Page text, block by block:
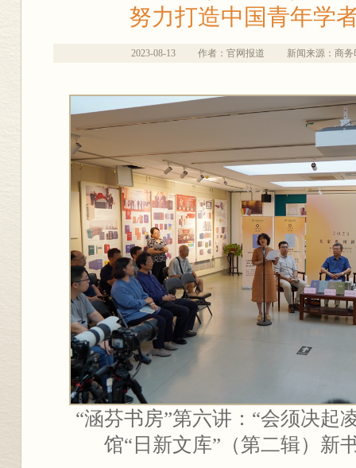
努力打造中国青年学
2023-08-13 作者：官网报道 新闻来源：商务
“涵芬书房”第六讲：“会须决
馆“日新文库”（第二辑）新